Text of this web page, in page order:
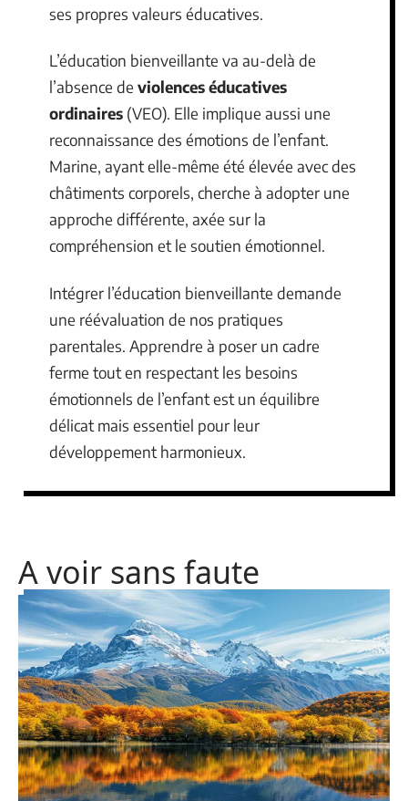
ses propres valeurs éducatives.
L’éducation bienveillante va au-delà de
l’absence de violences éducatives
ordinaires (VEO). Elle implique aussi une
reconnaissance des émotions de l’enfant.
Marine, ayant elle-même été élevée avec des
châtiments corporels, cherche à adopter une
approche différente, axée sur la
compréhension et le soutien émotionnel.
Intégrer l’éducation bienveillante demande
une réévaluation de nos pratiques
parentales. Apprendre à poser un cadre
ferme tout en respectant les besoins
émotionnels de l’enfant est un équilibre
délicat mais essentiel pour leur
développement harmonieux.
A voir sans faute